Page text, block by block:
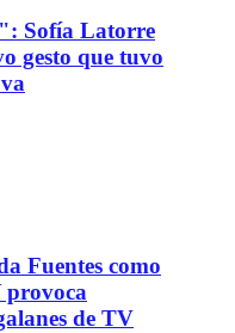
Sofía Latorre
gesto que tuvo
Fuentes como
provoca
de TV